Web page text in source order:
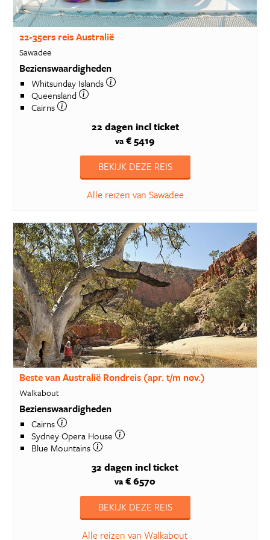
22-35ers reis Australië
Sawadee
Bezienswaardigheden
Whitsunday Islands
Queensland
Cairns
22 dagen incl ticket
va € 5419
BEKIJK DEZE REIS
Alle reizen van Sawadee
Beste van Australië Rondreis (apr. t/m nov.)
Walkabout
Bezienswaardigheden
Cairns
Sydney Opera House
Blue Mountains
32 dagen incl ticket
va € 6570
BEKIJK DEZE REIS
Alle reizen van Walkabout